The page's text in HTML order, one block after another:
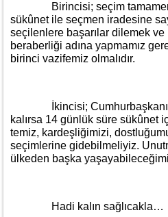
Birincisi; seçim tamamen
sükûnet ile seçmen iradesine
seçilenlere başarılar dilemek
beraberliği adına yapmamız
birinci vazifemiz olmalıdır.
İkincisi; Cumhurbaşkanı
kalırsa 14 günlük süre sükûnet
temiz, kardeşliğimizi,
seçimlerine gidebilmeliyiz.
ülkeden başka
Hadi kalın sağlıcakla…